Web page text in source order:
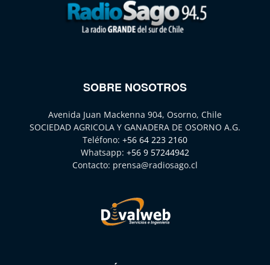
SOBRE NOSOTROS
Avenida Juan Mackenna 904, Osorno, Chile
SOCIEDAD AGRICOLA Y GANADERA DE OSORNO A.G.
Teléfono: +56 64 223 2160
Whatsapp: +56 9 57244942
Contacto: prensa@radiosago.cl